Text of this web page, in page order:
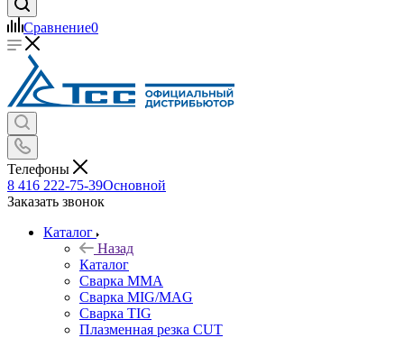
Сравнение0
Телефоны
8 416 222-75-39Основной
Заказать звонок
Каталог
Назад
Каталог
Сварка MMA
Сварка MIG/MAG
Сварка TIG
Плазменная резка CUT